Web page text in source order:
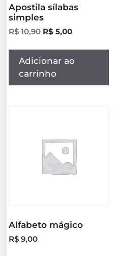
Apostila sílabas
simples
R$10,90 R$ 5,00
Adicionar ao
carrinho
Alfabeto mágico
R$ 9,00